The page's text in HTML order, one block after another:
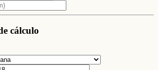
cálculo